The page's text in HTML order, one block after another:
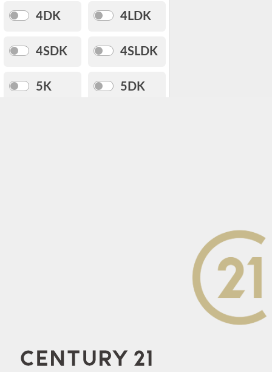
4DK 4LDK
4SDK 4SLDK
5K 5DK
〜